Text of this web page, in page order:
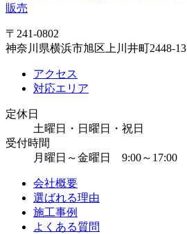
〒241-0802
神奈川県横浜市旭区上川井町2448-13
アクセス
対応エリア
定休日
土曜日・日曜日・祝日
受付時間
月曜日～金曜日 9:00～17:00
会社概要
選ばれる理由
施工事例
よくある質問